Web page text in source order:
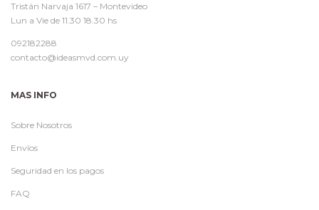
Tristán Narvaja 1617 – Montevideo
Lun a Vie de 11.30 18.30 hs
092182288
contacto@ideasmvd.com.uy
MAS INFO
Sobre Nosotros
Envíos
Seguridad en los pagos
FAQ